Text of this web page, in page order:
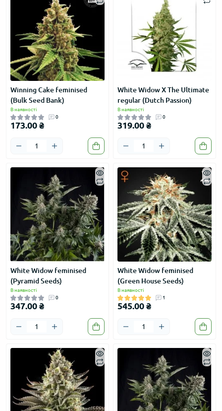
Winning Cake feminised
(Bulk Seed Bank)
В наявності
0
173.00 ₴
White Widow X The Ultimate
regular (Dutch Passion)
В наявності
0
319.00 ₴
White Widow feminised
(Pyramid Seeds)
В наявності
0
347.00 ₴
White Widow feminised
(Green House Seeds)
В наявності
1
545.00 ₴